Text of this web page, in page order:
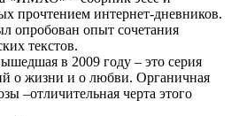
прочтением интернет-дневников.
опробован опыт сочетания
текстов.
в 2009 году – это серия
о жизни и о любви. Органичная
–отличительная черта этого